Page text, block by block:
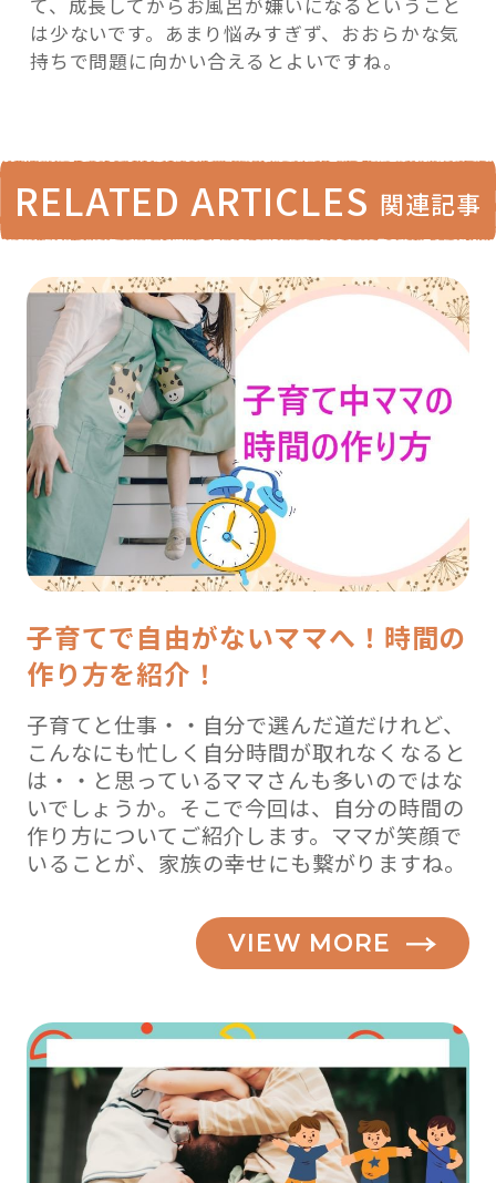
て、成長してからお風呂が嫌いになるということ
は少ないです。あまり悩みすぎず、おおらかな気
持ちで問題に向かい合えるとよいですね。
RELATED ARTICLES 関連記事
子育てで自由がないママへ！時間の
作り方を紹介！
子育てと仕事・・自分で選んだ道だけれど、
こんなにも忙しく自分時間が取れなくなると
は・・と思っているママさんも多いのではな
いでしょうか。そこで今回は、自分の時間の
作り方についてご紹介します。ママが笑顔で
いることが、家族の幸せにも繋がりますね。
VIEW MORE